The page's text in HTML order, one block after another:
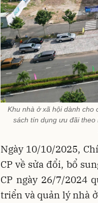
Khu nhà ở xã hội dành cho
sách tín dụng ưu đãi theo
Ngày 10/10/2025,
CP về sửa đổi, bổ
CP ngày 26/7/2024
triển và quản lý nhà